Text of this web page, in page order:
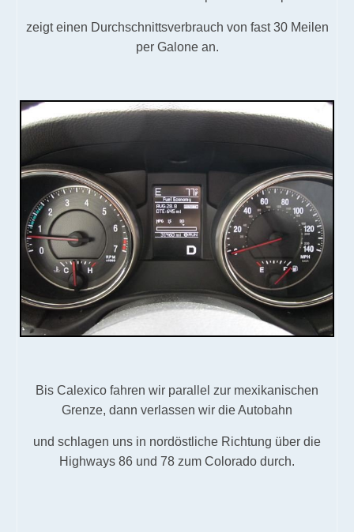
zeigt einen Durchschnittsverbrauch von fast 30 Meilen
per Galone an.
Bis Calexico fahren wir parallel zur mexikanischen
Grenze, dann verlassen wir die Autobahn
und schlagen uns in nordöstliche Richtung über die
Highways 86 und 78 zum Colorado durch.